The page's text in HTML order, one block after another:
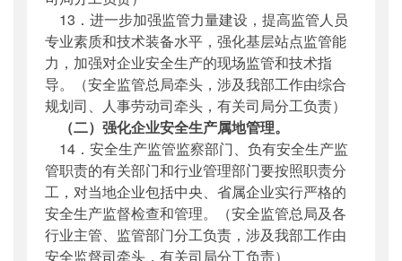
13．进一步加强监管力量建设，提高监管人员
专业素质和技术装备水平，强化基层站点监管能
力，加强对企业安全生产的现场监管和技术指
导。（安全监管总局牵头，涉及我部工作由综合
规划司、人事劳动司牵头，有关司局分工负责）
（二）强化企业安全生产属地管理。
14．安全生产监管监察部门、负有安全生产监
管职责的有关部门和行业管理部门要按照职责分
工，对当地企业包括中央、省属企业实行严格的
安全生产监督检查和管理。（安全监管总局及各
行业主管、监管部门分工负责，涉及我部工作由
安全监督司牵头，有关司局分工负责）